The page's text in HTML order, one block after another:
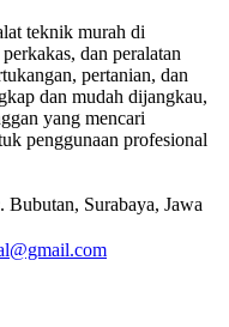
teknik murah di
dan peralatan
pertanian, dan
dan mudah dijangkau,
yang mencari
penggunaan profesional
Surabaya, Jawa